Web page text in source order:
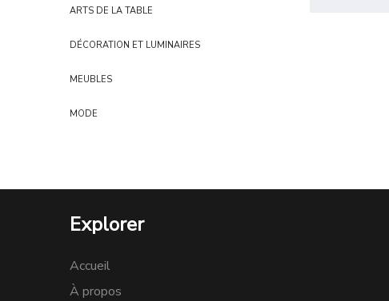
ARTS DE LA TABLE
DÉCORATION ET LUMINAIRES
MEUBLES
MODE
Explorer
Accueil
À propos